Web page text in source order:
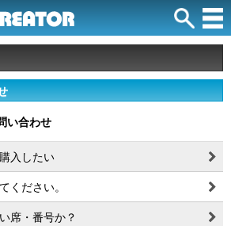
い合わせ
入したい
ください。
席・番号か？